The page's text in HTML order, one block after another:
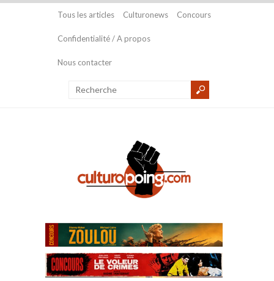
Tous les articles Culturonews Concours
Confidentialité / A propos
Nous contacter